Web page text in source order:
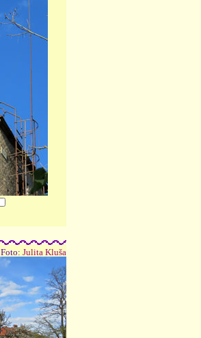
Foto: Julita Kluša